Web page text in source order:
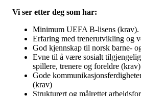
Vi ser etter deg som har:
Minimum UEFA B-lisens (krav).
Erfaring med trenerutvikling og
God kjennskap til norsk barne-
Evne til å være sosialt
spillere, trenere og foreldre
Gode
(krav)
Strukturert og målrettet